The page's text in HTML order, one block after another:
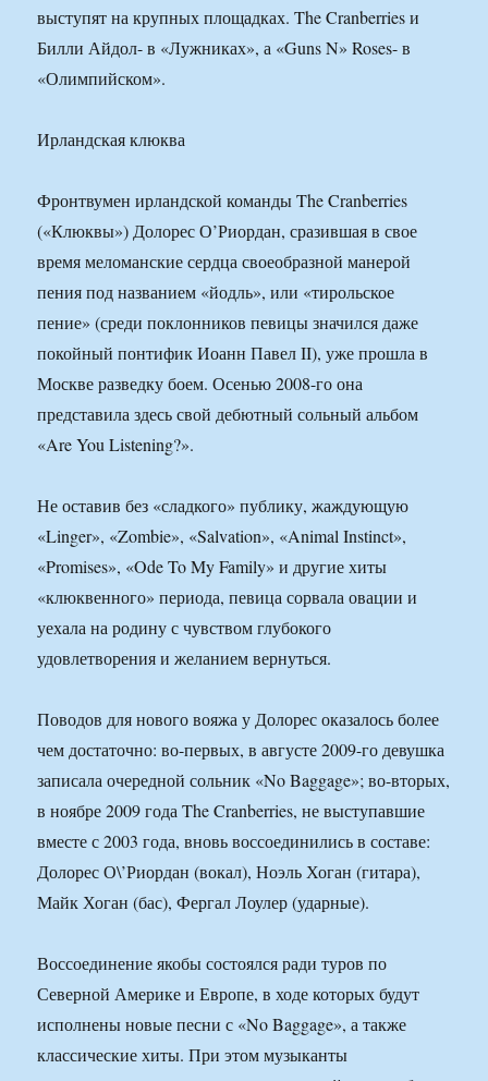
выступят на крупных площадках. The Cranberries и
Билли Айдол- в «Лужниках», а «Guns N» Roses- в
«Олимпийском».
Ирландская клюква
Фронтвумен ирландской команды The Cranberries
(«Клюквы») Долорес О’Риордан, сразившая в свое
время меломанские сердца своеобразной манерой
пения под названием «йодль», или «тирольское
пение» (среди поклонников певицы значился даже
покойный понтифик Иоанн Павел II), уже прошла в
Москве разведку боем. Осенью 2008-го она
представила здесь свой дебютный сольный альбом
«Are You Listening?».
Не оставив без «сладкого» публику, жаждующую
«Linger», «Zombie», «Salvation», «Animal Instinct»,
«Promises», «Ode To My Family» и другие хиты
«клюквенного» периода, певица сорвала овации и
уехала на родину с чувством глубокого
удовлетворения и желанием вернуться.
Поводов для нового вояжа у Долорес оказалось более
чем достаточно: во-первых, в августе 2009-го девушка
записала очередной сольник «No Baggage»; во-вторых,
в ноябре 2009 года The Cranberries, не выступавшие
вместе с 2003 года, вновь воссоединились в составе:
Долорес О\’Риордан (вокал), Ноэль Хоган (гитара),
Майк Хоган (бас), Фергал Лоулер (ударные).
Воссоединение якобы состоялся ради туров по
Северной Америке и Европе, в ходе которых будут
исполнены новые песни с «No Baggage», а также
классические хиты. При этом музыканты